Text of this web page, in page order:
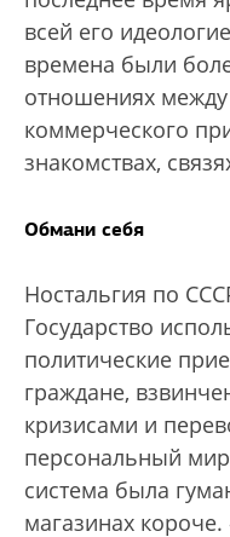
всей его
времена были
отношениях
коммерческого
знакомствах,
Обмани себя
Ностальгия по
Государство
политические
граждане,
кризисами и
персональный
система была
магазинах